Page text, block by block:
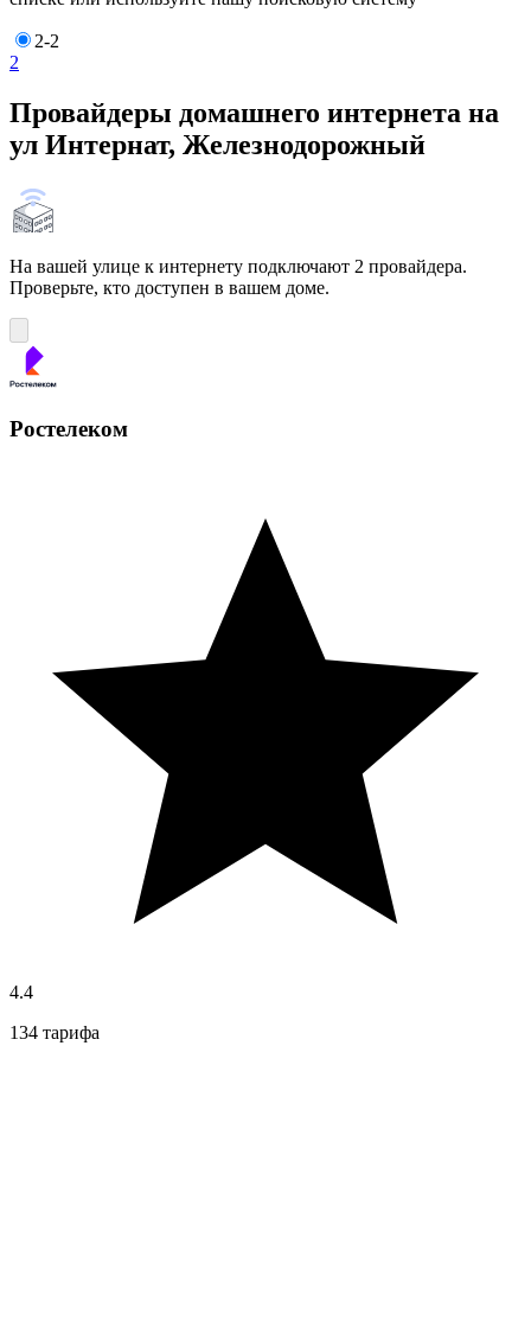
2-2
2
Провайдеры домашнего интернета на
ул Интернат, Железнодорожный
На вашей улице к интернету подключают 2 провайдера.
Проверьте, кто доступен в вашем доме.
Ростелеком
4.4
134 тарифа